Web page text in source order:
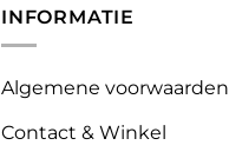
INFORMATIE
Algemene voorwaarden
Contact & Winkel